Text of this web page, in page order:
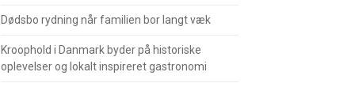
Dødsbo rydning når familien bor langt væk
Kroophold i Danmark byder på historiske
oplevelser og lokalt inspireret gastronomi